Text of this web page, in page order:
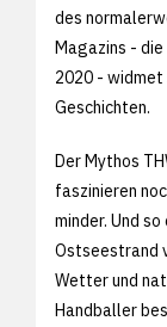
des
Magazins -
2020 - widmet
Geschichten.
Der Mythos
faszinieren
minder. Und
Ostseestrand
Wetter und
Handballer